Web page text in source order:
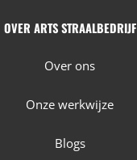
OVER ARTS STRAALBEDRIJF
Over ons
Onze werkwijze
Blogs